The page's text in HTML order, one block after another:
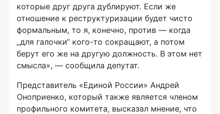
которые друг друга дублируют. Если же
отношение к реструктуризации будет чисто
формальным, то я, конечно, против — когда
„для галочки“ кого-то сокращают, а потом
берут его же на другую должность. В этом нет
смысла», — сообщила депутат.
Представитель «Единой России» Андрей
Оноприенко, который также является членом
профильного комитета, высказал мнение, что